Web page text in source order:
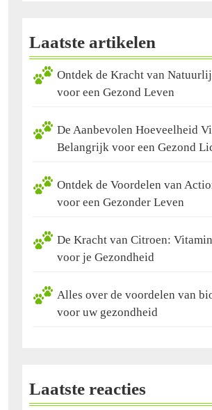
Laatste artikelen
Ontdek de Kracht van
voor een Gezond Leven
De Aanbevolen Hoeveelheid
Belangrijk voor een Gezond
Ontdek de Voordelen van
voor een Gezonder Leven
De Kracht van Citroen:
voor je Gezondheid
Alles over de voordelen van
voor uw gezondheid
Laatste reacties